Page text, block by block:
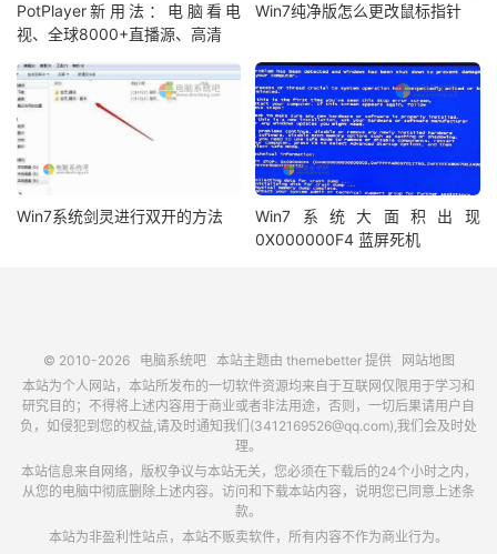
PotPlayer新用法：电脑看电
视、全球8000+直播源、高清
Win7纯净版怎么更改鼠标指针
Win7系统剑灵进行双开的方法
Win7系统大面积出现
0X000000F4 蓝屏死机
© 2010-2026 电脑系统吧本站主题由 themebetter提供
网站地图
本站为个人网站，本站所发布的一切软件资源均来自于互联网仅限用于学习和
研究目的；不得将上述内容用于商业或者非法用途，否则，一切后果请用户自
负，如侵犯到您的权益,请及时通知我们(3412169526@qq.com),我们会及时处
理。
本站信息来自网络，版权争议与本站无关，您必须在下载后的24个小时之内，
从您的电脑中彻底删除上述内容。访问和下载本站内容，说明您已同意上述条
款。
本站为非盈利性站点，本站不贩卖软件，所有内容不作为商业行为。